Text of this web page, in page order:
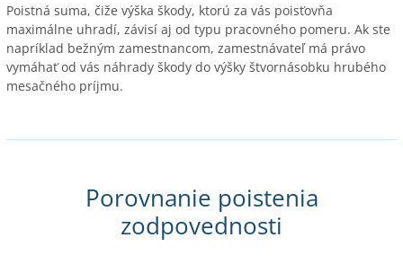
Poistná suma, čiže výška škody, ktorú za vás poisťovňa
maximálne uhradí, závisí aj od typu pracovného pomeru. Ak ste
napríklad bežným zamestnancom, zamestnávateľ má právo
vymáhať od vás náhrady škody do výšky štvornásobku hrubého
mesačného príjmu.
Porovnanie poistenia
zodpovednosti